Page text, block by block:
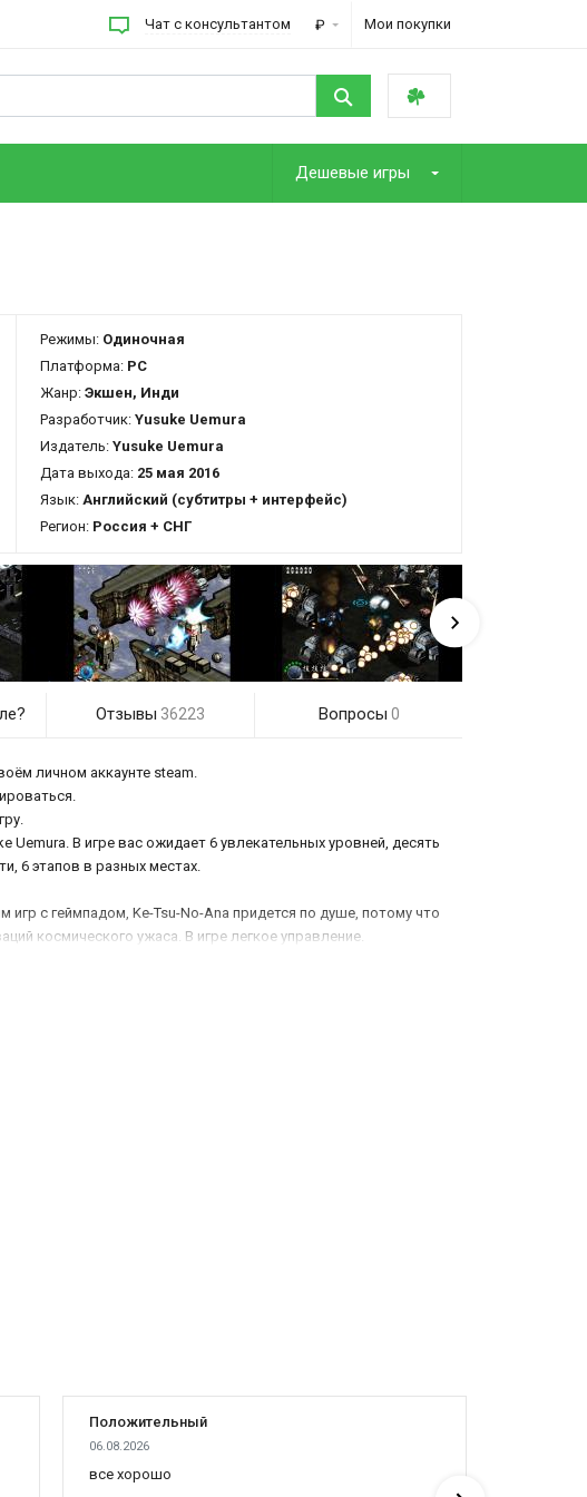
Чат с консультантом ₽ Мои покупки
Дешевые игры
Режимы: Одиночная
Платформа: PC
Жанр: Экшен, Инди
Разработчик: Yusuke Uemura
Издатель: Yusuke Uemura
Дата выхода: 25 мая 2016
Язык: Английский (субтитры + интерфейс)
Регион: Россия + СНГ
Отзывы 36223 Вопросы 0
личном аккаунте steam.
В игре вас ожидает 6 увлекательных уровней, десять
6 этапов в разных местах.
с геймпадом, Ke-Tsu-No-Ana придется по душе, потому что
космического ужаса. В игре легкое управление.
Положительный
06.08.2026
все хорошо